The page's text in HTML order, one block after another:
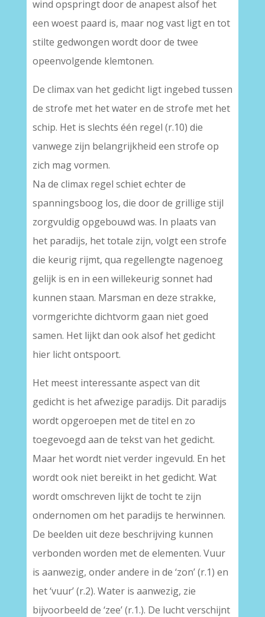
wind opspringt door de anapest alsof het
een woest paard is, maar nog vast ligt en tot
stilte gedwongen wordt door de twee
opeenvolgende klemtonen.
De climax van het gedicht ligt ingebed tussen
de strofe met het water en de strofe met het
schip. Het is slechts één regel (r.10) die
vanwege zijn belangrijkheid een strofe op
zich mag vormen.
Na de climax regel schiet echter de
spanningsboog los, die door de grillige stijl
zorgvuldig opgebouwd was. In plaats van
het paradijs, het totale zijn, volgt een strofe
die keurig rijmt, qua regellengte nagenoeg
gelijk is en in een willekeurig sonnet had
kunnen staan. Marsman en deze strakke,
vormgerichte dichtvorm gaan niet goed
samen. Het lijkt dan ook alsof het gedicht
hier licht ontspoort.
Het meest interessante aspect van dit
gedicht is het afwezige paradijs. Dit paradijs
wordt opgeroepen met de titel en zo
toegevoegd aan de tekst van het gedicht.
Maar het wordt niet verder ingevuld. En het
wordt ook niet bereikt in het gedicht. Wat
wordt omschreven lijkt de tocht te zijn
ondernomen om het paradijs te herwinnen.
De beelden uit deze beschrijving kunnen
verbonden worden met de elementen. Vuur
is aanwezig, onder andere in de ‘zon’ (r.1) en
het ‘vuur’ (r.2). Water is aanwezig, zie
bijvoorbeeld de ‘zee’ (r.1.). De lucht verschijnt